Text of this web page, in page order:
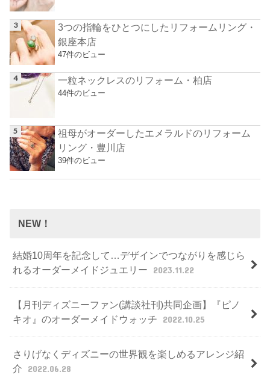
3つの指輪をひとつにしたリフォームリング・
銀座本店
47件のビュー
一粒ネックレスのリフォーム・柏店
44件のビュー
祖母がオーダーしたエメラルドのリフォーム
リング・豊川店
39件のビュー
NEW！
結婚10周年を記念して…デザインでつながりを感じら
れるオーダーメイドジュエリー
2023.11.22
【月刊ディズニーファン(講談社刊)共同企画】『ピノ
キオ』のオーダーメイドウォッチ
2022.10.25
さりげなくディズニーの世界観を楽しめるアレンジ紹
介
2022.06.28